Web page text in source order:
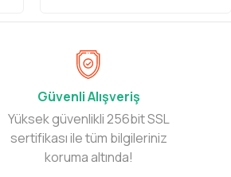
Güvenli Alışveriş
Yüksek güvenlikli 256bit SSL
sertifikası ile tüm bilgileriniz
koruma altında!